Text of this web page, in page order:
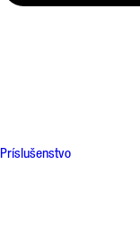
Príslušenstvo